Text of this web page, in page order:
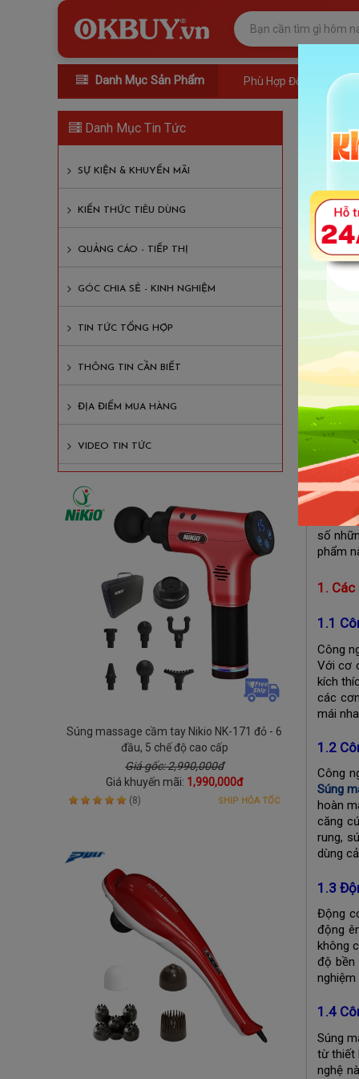
Danh Mục Sản Phẩm Phù Hợp Đối Tượng
Danh Mục Tin Tức
SỰ KIỆN & KHUYẾN MÃI
KIẾN THỨC TIÊU DÙNG
QUẢNG CÁO - TIẾP THỊ
GÓC CHIA SẺ - KINH NGHIỆM
TIN TỨC TỔNG HỢP
THÔNG TIN CẦN BIẾT
ĐỊA ĐIỂM MUA HÀNG
VIDEO TIN TỨC
Súng massage cầm tay Nikio NK-171 đỏ - 6
đầu, 5 chế độ cao cấp
Giá gốc: 2,990,000đ
Giá khuyến mãi: 1,990,000đ
(8) SHIP HỎA TỐC
Lượt
Nội
1.
1.1
1.3
2.
2.1
2.2
Sau
người
Chính
số
phẩm
1.
1.1
Công
Với cơ
kích
các
mái
1.2
Công
Súng
hoàn
căng
rung,
dùng
1.3
Động
động
không
độ bền
1.4
Súng
từ thiết
nghệ